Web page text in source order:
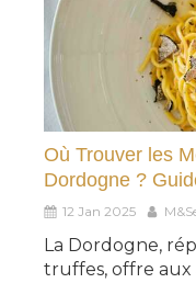
Où Trouver les
Dordogne ?
12 Jan 2025
La Dordogne,
truffes, offre aux